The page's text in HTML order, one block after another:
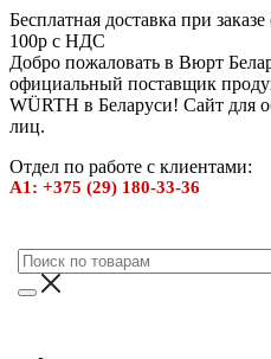
Бесплатная доставка при
100р с НДС
Добро пожаловать в Вюрт
официальный поставщик
WÜRTH в Беларуси! Сайт для
лиц.
Отдел по работе с клиентами:
А1: +375 (29) 180-33-36